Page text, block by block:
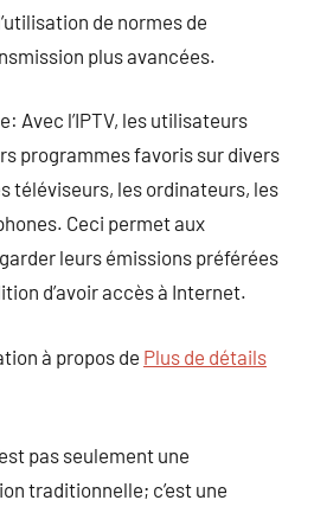
de normes de
plus avancées.
Avec l’IPTV, les utilisateurs
programmes favoris sur divers
téléviseurs, les ordinateurs, les
Ceci permet aux
leurs émissions préférées
d’avoir accès à Internet.
à propos de Plus de détails
pas seulement une
traditionnelle; c’est une